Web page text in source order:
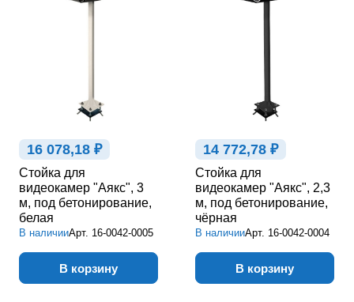
16 078,18 ₽
Стойка для
видеокамер "Аякс", 3
м, под бетонирование,
белая
В наличииАрт. 16-0042-0005
В корзину
14 772,78 ₽
Стойка для
видеокамер "Аякс", 2,3
м, под бетонирование,
чёрная
В наличииАрт. 16-0042-0004
В корзину